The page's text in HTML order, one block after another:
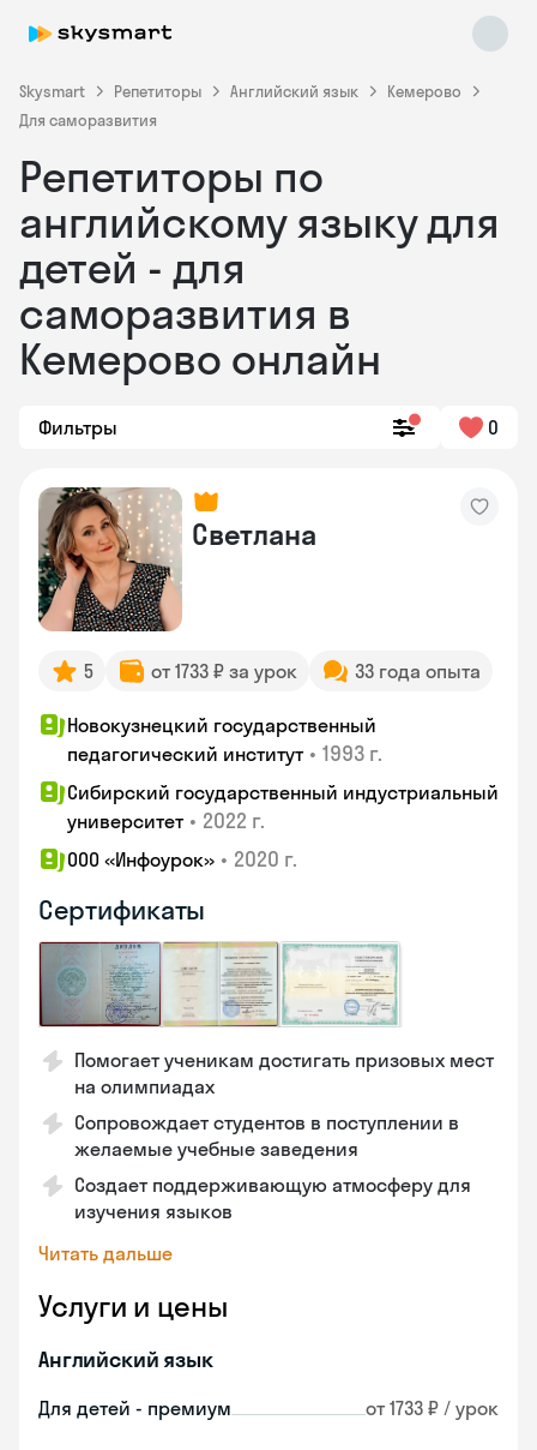
Skysmart Репетиторы Английский язык
Кемерово
Для саморазвития
Репетиторы по
английскому языку для
детей - для
саморазвития в
Кемерово онлайн
Фильтры 0
Светлана
5 от 1733 ₽ за урок 33 года опыта
Новокузнецкий государственный
педагогический институт • 1993 г.
Сибирский государственный индустриальный
университет • 2022 г.
ООО «Инфоурок» • 2020 г.
Сертификаты
Помогает ученикам достигать призовых мест
на олимпиадах
Сопровождает студентов в поступлении в
желаемые учебные заведения
Создает поддерживающую атмосферу для
изучения языков
Читать дальше
Услуги и цены
Английский язык
Для детей - премиум от 1733 ₽ / урок
Skysmart Chat